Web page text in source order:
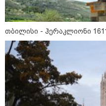
თბილისი - ჰერაკლიონი